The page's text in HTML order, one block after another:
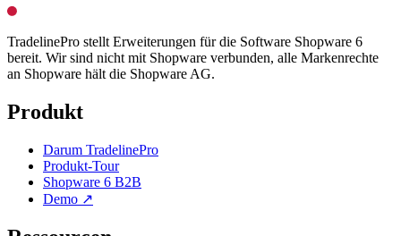
TradelinePro stellt Erweiterungen für die Software Shopware 6
bereit. Wir sind nicht mit Shopware verbunden, alle Markenrechte
an Shopware hält die Shopware AG.
Produkt
Darum TradelinePro
Produkt-Tour
Shopware 6 B2B
Demo ↗